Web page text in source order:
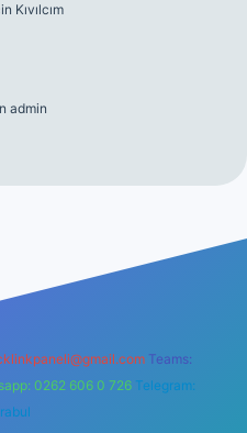
Kıvılcım
admin
Teams:
0262 606 0 726 Telegram: